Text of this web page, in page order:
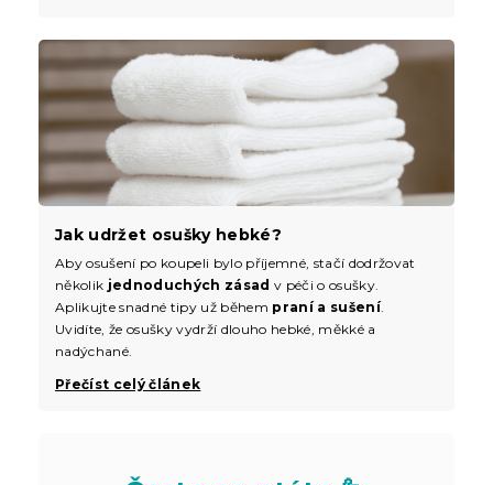
Jak udržet osušky hebké?
Aby osušení po koupeli bylo příjemné, stačí dodržovat
několik jednoduchých zásad v péči o osušky.
Aplikujte snadné tipy už během praní a sušení.
Uvidíte, že osušky vydrží dlouho hebké, měkké a
nadýchané.
Přečíst celý článek